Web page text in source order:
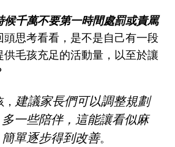
千萬不要第一時間處罰或責罵
頭思考看看，是不是自己有一段
毛孩充足的活動量，以至於讓
建議家長們可以調整規劃
一些陪伴，這能讓看似麻
單逐步得到改善。